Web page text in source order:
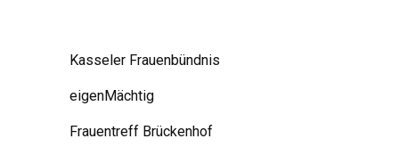
Kasseler Frauenbündnis
eigenMächtig
Frauentreff Brückenhof